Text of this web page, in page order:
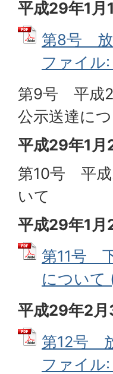
平成29年1月
第8号 放
ファイル
第9号 平成
公示送達に
平成29年1月
第10号 平成
いて
平成29年1月
第11号
について
平成29年2月
第12号
ファイル